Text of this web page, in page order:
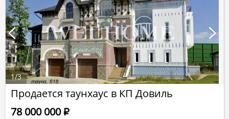
Продается таунхаус в КП Довиль
78 000 000Р
1/3